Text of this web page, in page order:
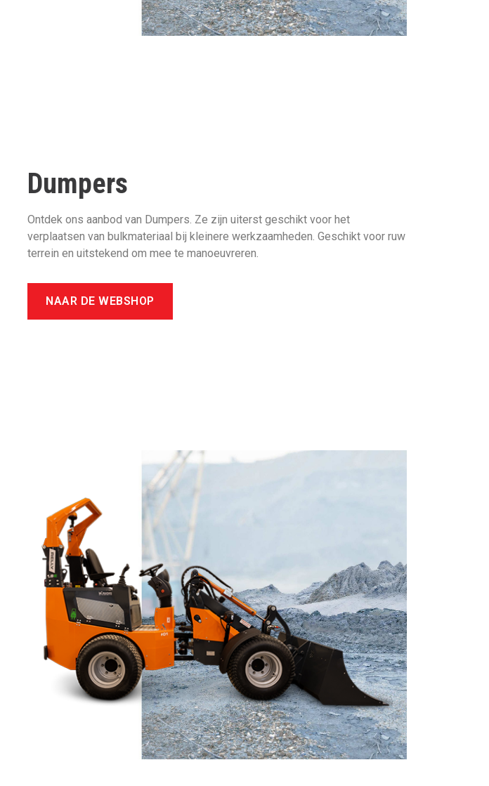
Dumpers
Ontdek ons aanbod van Dumpers. Ze zijn uiterst geschikt voor het
verplaatsen van bulkmateriaal bij kleinere werkzaamheden. Geschikt voor ruw
terrein en uitstekend om mee te manoeuvreren.
NAAR DE WEBSHOP